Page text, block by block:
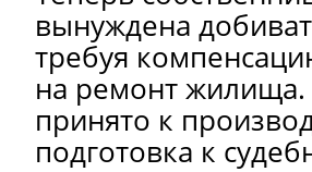
вынуждена
требуя
на ремонт жилища.
принято к
подготовка к